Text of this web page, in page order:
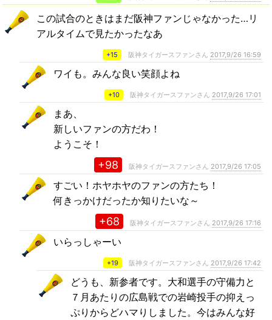
この試合のときはまだ阪神ファンじゃなかった…リ
アルタイムで見たかったなあ
+15 阪神タイガースファンさん 2017,9/26 16:59
ワイも。みんな良い笑顔よね
+10 阪神タイガースファンさん 2017,9/26 17:01
まあ、
新しいファンの方だわ！
ようこそ！
+98 阪神タイガースファンさん 2017,9/26 17:05
すごい！ホヤホヤのファンの方たち！
何きっかけだったか知りたいな～
+68 阪神タイガースファンさん 2017,9/26 17:16
いらっしゃーい
+19 阪神タイガースファンさん 2017,9/26 17:42
どうも、新参者です。大和選手の守備力と
７月あたりの広島戦での岩崎投手の抑えっ
ぷりからどハマりしました。今はみんな好